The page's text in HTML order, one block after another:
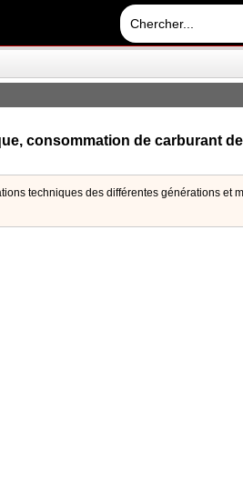
consommation de carburant
techniques des différentes générations et